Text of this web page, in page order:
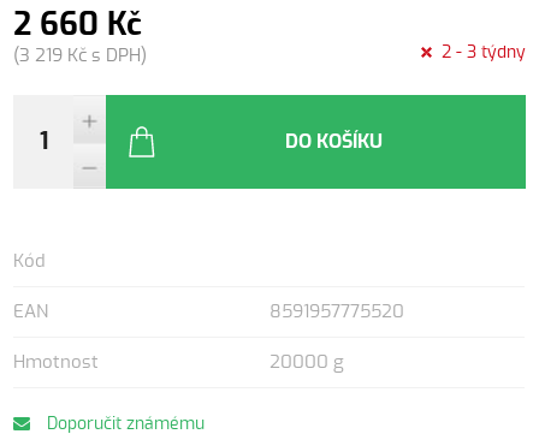
2 660 Kč
(3 219 Kč s DPH) 2 - 3 týdny
DO KOŠÍKU
Kód
EAN 8591957775520
Hmotnost 20000 g
Doporučit známému